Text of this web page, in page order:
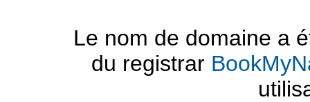
Le nom de domaine a
du registrar